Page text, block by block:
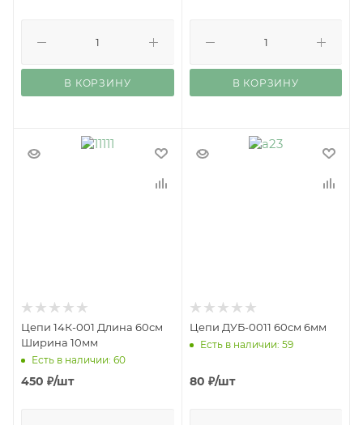
В КОРЗИНУ В КОРЗИНУ
Цепи 14К-001 Длина 60см
Ширина 10мм
Есть в наличии: 60
450 ₽/шт
Цепи ДУБ-0011 60см 6мм
Есть в наличии: 59
80 ₽/шт